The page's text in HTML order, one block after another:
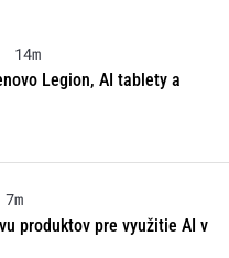
14m
Legion, AI tablety a
7m
produktov pre využitie AI v